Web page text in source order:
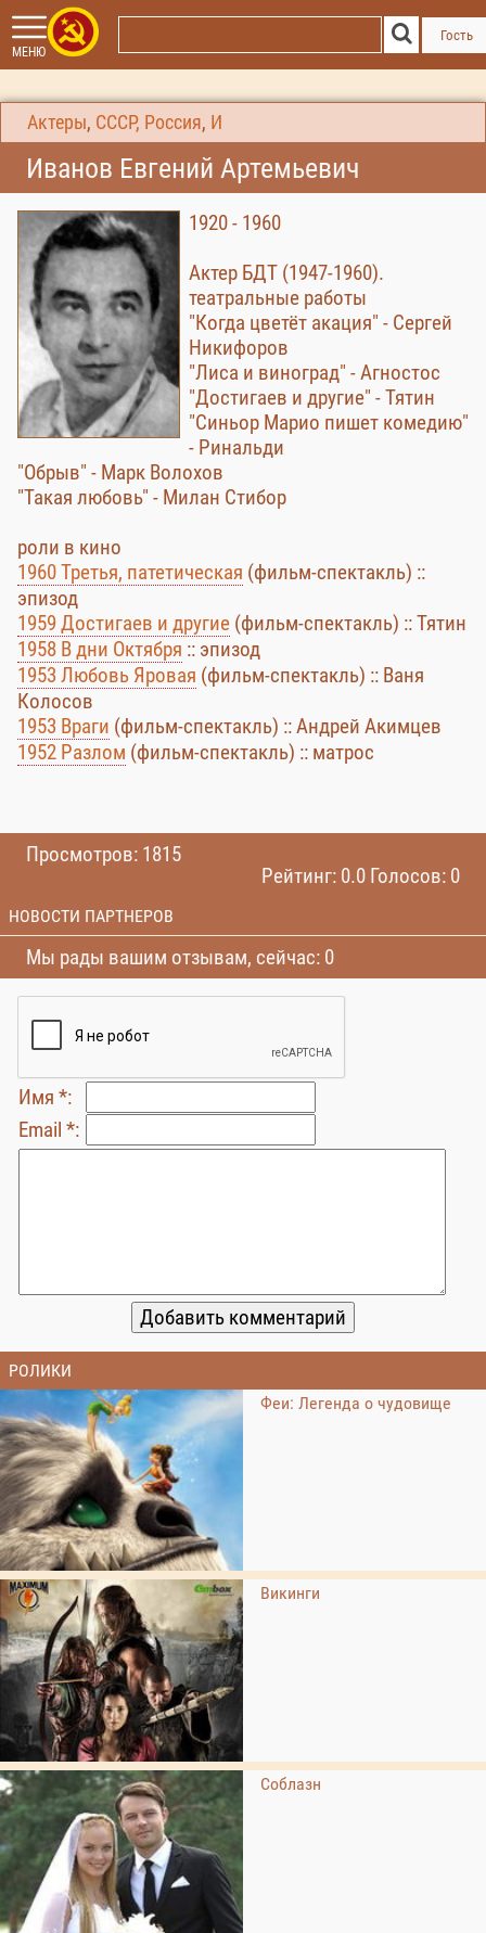
МЕНЮ
Гость
Актеры, СССР, Россия, И
Иванов Евгений Артемьевич
1920 - 1960
Актер БДТ (1947-1960).
театральные работы
"Когда цветёт акация" - Сергей
Никифоров
"Лиса и виноград" - Агностос
"Достигаев и другие" - Тятин
"Синьор Марио пишет комедию"
- Ринальди
"Обрыв" - Марк Волохов
"Такая любовь" - Милан Стибор
роли в кино
1960 Третья, патетическая (фильм-спектакль) ::
эпизод
1959 Достигаев и другие (фильм-спектакль) :: Тятин
1958 В дни Октября :: эпизод
1953 Любовь Яровая (фильм-спектакль) :: Ваня
Колосов
1953 Враги (фильм-спектакль) :: Андрей Акимцев
1952 Разлом (фильм-спектакль) :: матрос
Просмотров: 1815
Рейтинг: 0.0 Голосов: 0
НОВОСТИ ПАРТНЕРОВ
Мы рады вашим отзывам, сейчас: 0
Имя *:
Email *:
РОЛИКИ
Феи: Легенда о чудовище
Викинги
Соблазн